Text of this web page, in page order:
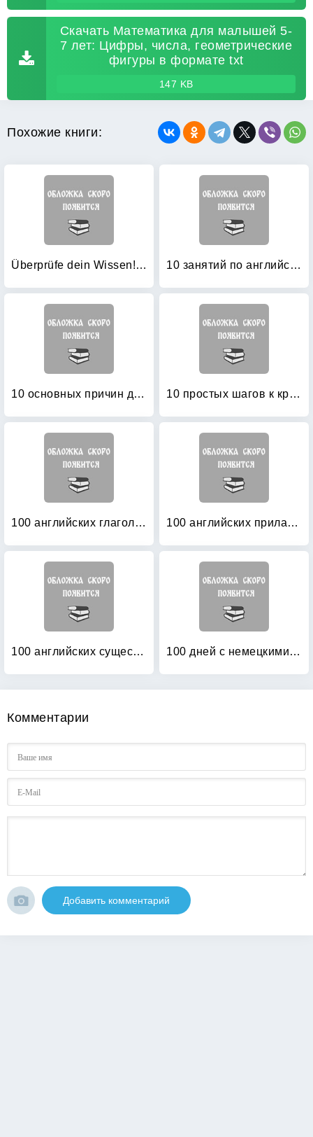
Скачать Математика для малышей 5-
7 лет: Цифры, числа, геометрические
фигуры в формате txt
147 KB
Похожие книги:
Überprüfe dein Wissen! Deutsch 2: Klasse 10 занятий по английскому: Пособие для преподавания и для занятий на курсах английского языка Александра Драгункина
10 основных причин для изучения для иностранного языка (английский язык) 10 простых шагов к красивому и правильному письму
100 английских глаголов: 1000 фразеологизмов. Ключ к суперпамяти 100 английских прилагательных: 1000 фразеологизмов
100 английских существительных: 1000 фразеологизмов. Ключ к суперпамяти 100 дней с немецкими глаголами: Уровни А2 — В2. Учебное пособие
Комментарии